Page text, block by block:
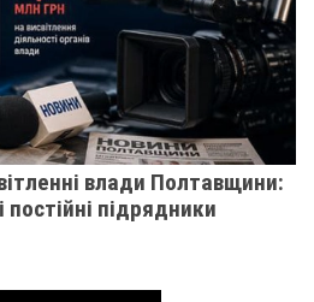
влади Полтавщини:
підрядники